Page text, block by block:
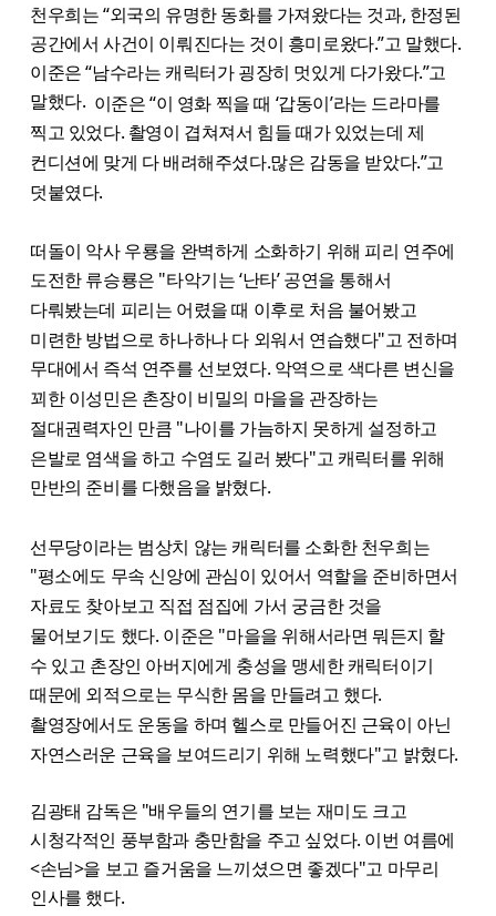
천우희는 “외국의 유명한 동화를 가져왔다는 것과, 한정된
공간에서 사건이 이뤄진다는 것이 흥미로왔다.”고 말했다.
이준은 “남수라는 캐릭터가 굉장히 멋있게 다가왔다.”고
말했다. 이준은 “이 영화 찍을 때 ‘갑동이’라는 드라마를
찍고 있었다. 촬영이 겹쳐져서 힘들 때가 있었는데 제
컨디션에 맞게 다 배려해주셨다.많은 감동을 받았다.”고
덧붙였다.
떠돌이 악사 우룡을 완벽하게 소화하기 위해 피리 연주에
도전한 류승룡은 "타악기는 ‘난타’ 공연을 통해서
다뤄봤는데 피리는 어렸을 때 이후로 처음 불어봤고
미련한 방법으로 하나하나 다 외워서 연습했다"고 전하며
무대에서 즉석 연주를 선보였다. 악역으로 색다른 변신을
꾀한 이성민은 촌장이 비밀의 마을을 관장하는
절대권력자인 만큼 "나이를 가늠하지 못하게 설정하고
은발로 염색을 하고 수염도 길러 봤다"고 캐릭터를 위해
만반의 준비를 다했음을 밝혔다.
선무당이라는 범상치 않는 캐릭터를 소화한 천우희는
"평소에도 무속 신앙에 관심이 있어서 역할을 준비하면서
자료도 찾아보고 직접 점집에 가서 궁금한 것을
물어보기도 했다. 이준은 "마을을 위해서라면 뭐든지 할
수 있고 촌장인 아버지에게 충성을 맹세한 캐릭터이기
때문에 외적으로는 무식한 몸을 만들려고 했다.
촬영장에서도 운동을 하며 헬스로 만들어진 근육이 아닌
자연스러운 근육을 보여드리기 위해 노력했다"고 밝혔다.
김광태 감독은 "배우들의 연기를 보는 재미도 크고
시청각적인 풍부함과 충만함을 주고 싶었다. 이번 여름에
<손님>을 보고 즐거움을 느끼셨으면 좋겠다"고 마무리
인사를 했다.